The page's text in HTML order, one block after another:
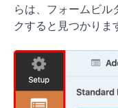
らは、フォームビル
クすると見つかりま